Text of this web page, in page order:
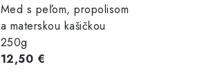
Med s peľom, propolisom
a materskou kašičkou
250g
12,50 €